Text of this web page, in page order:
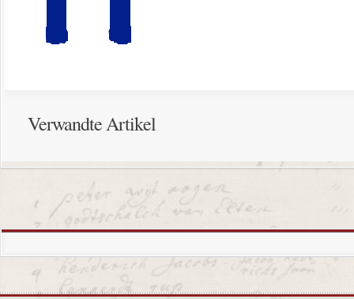
Verwandte Artikel